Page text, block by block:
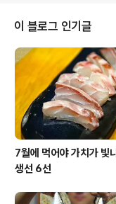
낚시대 구입, 낚시대 할인, 잘
트, 매번 실패하는 이유 이제
타고 난 분들의 전유물이 아
날씬한 아이돌 그룹들, 그리
남 배우들이 그저 열심히 다
몸이 아니라는 것...
이 블로그 인기글
7월에 먹어야 가치가 빛
생선 6선